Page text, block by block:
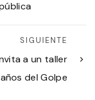
SIGUIENTE
a un taller
del Golpe